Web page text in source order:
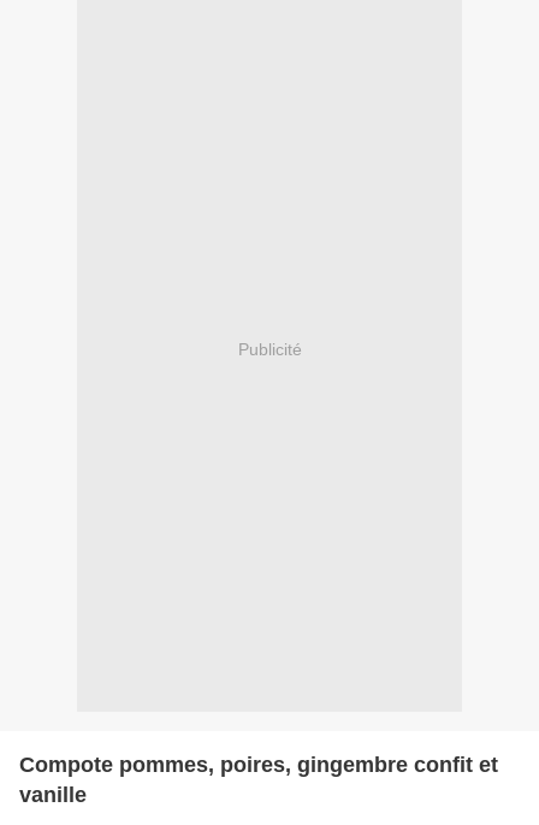
Publicité
Compote pommes, poires, gingembre confit et
vanille